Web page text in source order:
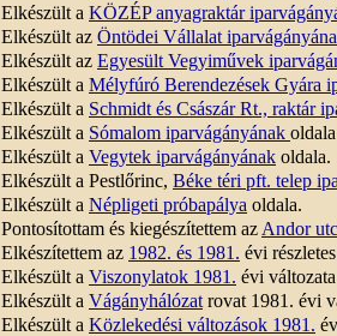
Elkészült a KÖZÉP anyagraktár
Elkészült az Öntödei Vállalat
Elkészült az Egyesült Vegyiművek
Elkészült a Mélyfúró Berendezések Gyára
Elkészült a Schmidt és Császár Rt., raktár
Elkészült a Sómalom iparvágányának
Elkészült a Vegytek iparvágányának oldala.
Elkészült a Pestlőrinc, Béke téri pft. telep
Elkészült a Népligeti próbapálya oldala.
Pontosítottam és kiegészítettem az Andor
Elkészítettem az 1982. és 1981. évi
Elkészült a Viszonylatok 1981. évi
Elkészült a Vágányhálózat rovat 1981. évi
Elkészült a Közlekedési változások 1981.